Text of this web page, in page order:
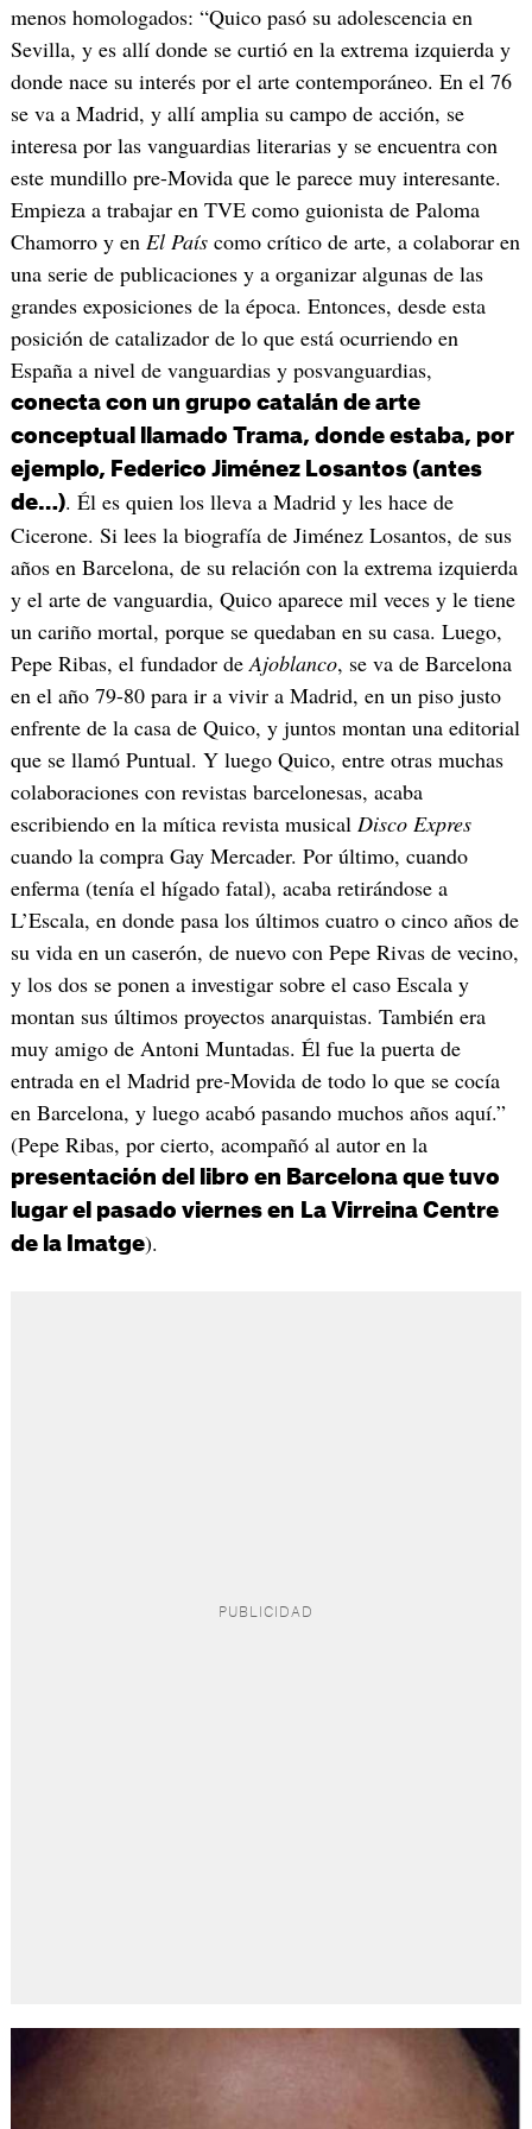
menos homologados: “Quico pasó su adolescencia en
Sevilla, y es allí donde se curtió en la extrema izquierda y
donde nace su interés por el arte contemporáneo. En el 76
se va a Madrid, y allí amplia su campo de acción, se
interesa por las vanguardias literarias y se encuentra con
este mundillo pre-Movida que le parece muy interesante.
Empieza a trabajar en TVE como guionista de Paloma
Chamorro y en El Paíscomo crítico de arte, a colaborar en
una serie de publicaciones y a organizar algunas de las
grandes exposiciones de la época. Entonces, desde esta
posición de catalizador de lo que está ocurriendo en
España a nivel de vanguardias y posvanguardias,
conecta con un grupo catalán de arte
conceptual llamado Trama, donde estaba, por
ejemplo, Federico Jiménez Losantos (antes
de…). Él es quien los lleva a Madrid y les hace de
Cicerone. Si lees la biografía de Jiménez Losantos, de sus
años en Barcelona, de su relación con la extrema izquierda
y el arte de vanguardia, Quico aparece mil veces y le tiene
un cariño mortal, porque se quedaban en su casa. Luego,
Pepe Ribas, el fundador de Ajoblanco, se va de Barcelona
en el año 79-80 para ir a vivir a Madrid, en un piso justo
enfrente de la casa de Quico, y juntos montan una editorial
que se llamó Puntual. Y luego Quico, entre otras muchas
colaboraciones con revistas barcelonesas, acaba
escribiendo en la mítica revista musical Disco Expres
cuando la compra Gay Mercader. Por último, cuando
enferma (tenía el hígado fatal), acaba retirándose a
L’Escala, en donde pasa los últimos cuatro o cinco años de
su vida en un caserón, de nuevo con Pepe Rivas de vecino,
y los dos se ponen a investigar sobre el caso Escala y
montan sus últimos proyectos anarquistas. También era
muy amigo de Antoni Muntadas. Él fue la puerta de
entrada en el Madrid pre-Movida de todo lo que se cocía
en Barcelona, y luego acabó pasando muchos años aquí.”
(Pepe Ribas, por cierto, acompañó al autor en la
presentación del libro en Barcelona que tuvo
lugar el pasado viernes en La Virreina Centre
de la Imatge).